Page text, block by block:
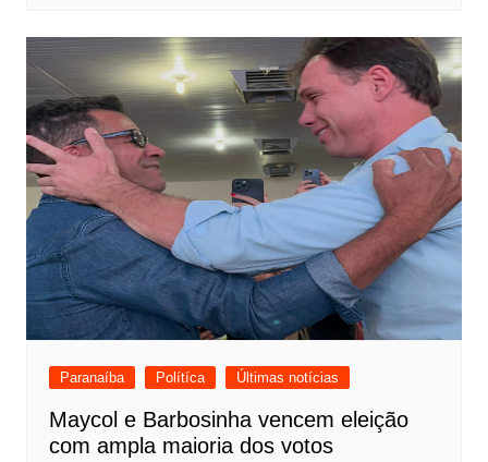
Paranaíba Polítíca Últimas notícias
Maycol e Barbosinha vencem eleição
com ampla maioria dos votos